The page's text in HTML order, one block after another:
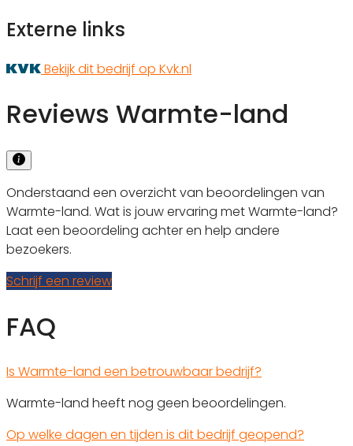
Externe links
Bekijk dit bedrijf op Kvk.nl
Reviews Warmte-land
Onderstaand een overzicht van beoordelingen van
Warmte-land. Wat is jouw ervaring met Warmte-land?
Laat een beoordeling achter en help andere
bezoekers.
Schrijf een review
FAQ
Is Warmte-land een betrouwbaar bedrijf?
Warmte-land heeft nog geen beoordelingen.
Op welke dagen en tijden is dit bedrijf geopend?